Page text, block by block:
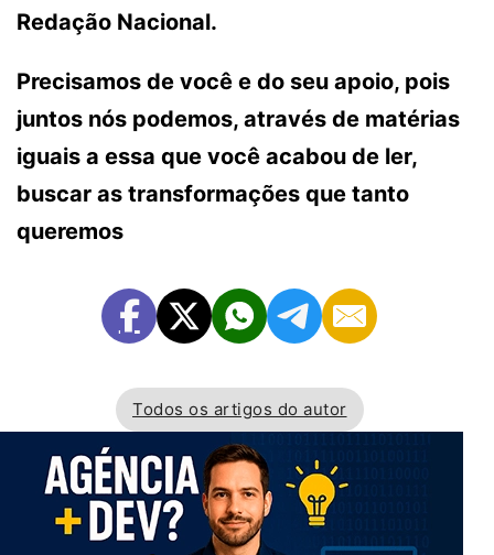
Redação Nacional.
Precisamos de você e do seu apoio, pois
juntos nós podemos, através de matérias
iguais a essa que você acabou de ler,
buscar as transformações que tanto
queremos
Todos os artigos do autor